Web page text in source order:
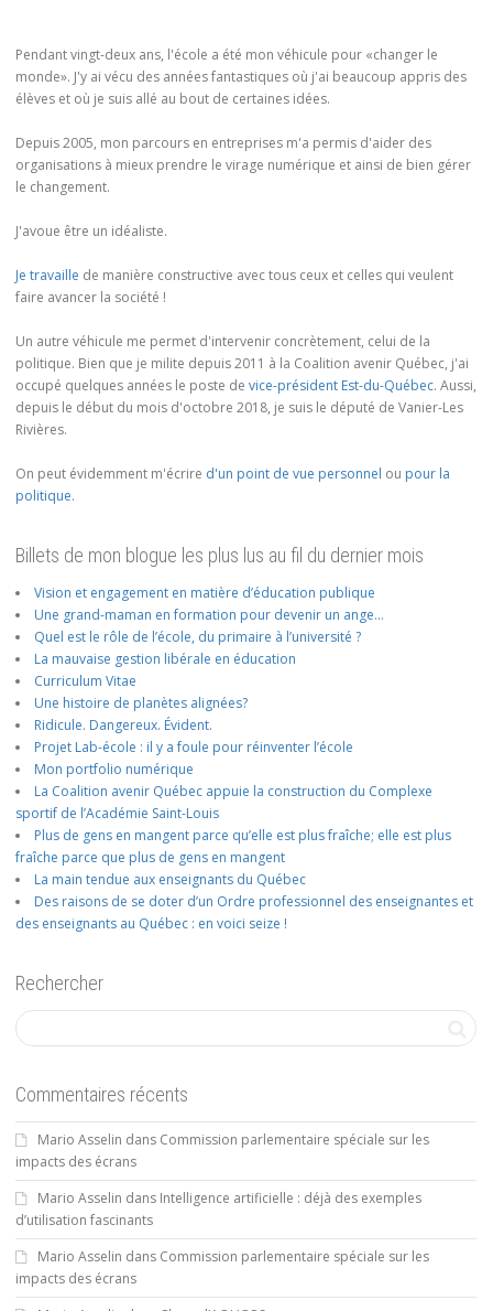
Pendant vingt-deux ans, l'école a été mon véhicule pour «changer le
monde». J'y ai vécu des années fantastiques où j'ai beaucoup appris des
élèves et où je suis allé au bout de certaines idées.
Depuis 2005, mon parcours en entreprises m'a permis d'aider des
organisations à mieux prendre le virage numérique et ainsi de bien gérer
le changement.
J'avoue être un idéaliste.
Je travaille de manière constructive avec tous ceux et celles qui veulent
faire avancer la société !
Un autre véhicule me permet d'intervenir concrètement, celui de la
politique. Bien que je milite depuis 2011 à la Coalition avenir Québec, j'ai
occupé quelques années le poste de vice-président Est-du-Québec. Aussi,
depuis le début du mois d'octobre 2018, je suis le député de Vanier-Les
Rivières.
On peut évidemment m'écrire d'un point de vue personnel ou pour la
politique.
Billets de mon blogue les plus lus au fil du dernier mois
Vision et engagement en matière d’éducation publique
Une grand-maman en formation pour devenir un ange…
Quel est le rôle de l’école, du primaire à l’université ?
La mauvaise gestion libérale en éducation
Curriculum Vitae
Une histoire de planètes alignées?
Ridicule. Dangereux. Évident.
Projet Lab-école : il y a foule pour réinventer l’école
Mon portfolio numérique
La Coalition avenir Québec appuie la construction du Complexe
sportif de l’Académie Saint-Louis
Plus de gens en mangent parce qu’elle est plus fraîche; elle est plus
fraîche parce que plus de gens en mangent
La main tendue aux enseignants du Québec
Des raisons de se doter d’un Ordre professionnel des enseignantes et
des enseignants au Québec : en voici seize !
Rechercher
Commentaires récents
Mario Asselin dans Commission parlementaire spéciale sur les
impacts des écrans
Mario Asselin dans Intelligence artificielle : déjà des exemples
d’utilisation fascinants
Mario Asselin dans Commission parlementaire spéciale sur les
impacts des écrans